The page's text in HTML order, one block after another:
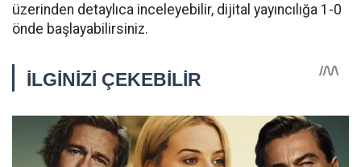
üzerinden detaylıca inceleyebilir, dijital yayıncılığa 1-0
önde başlayabilirsiniz.